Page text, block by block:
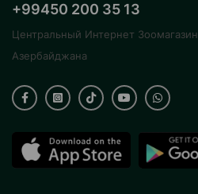
+99450 200 35 13
Центральный Интернет Зоомагазин
Азербайджана